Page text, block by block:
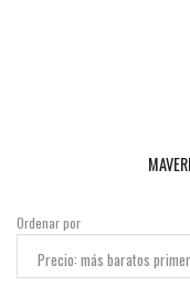
Ordenar por
Precio: más baratos